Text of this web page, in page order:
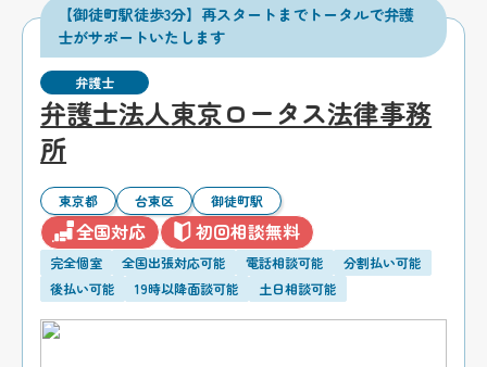
【御徒町駅徒歩3分】再スタートまでトータルで弁護
士がサポートいたします
弁護士
弁護士法人東京ロータス法律事務
所
東京都 台東区 御徒町駅
全国対応 初回相談無料
完全個室 全国出張対応可能 電話相談可能
分割払い可能
後払い可能
19時以降面談可能 土日相談可能